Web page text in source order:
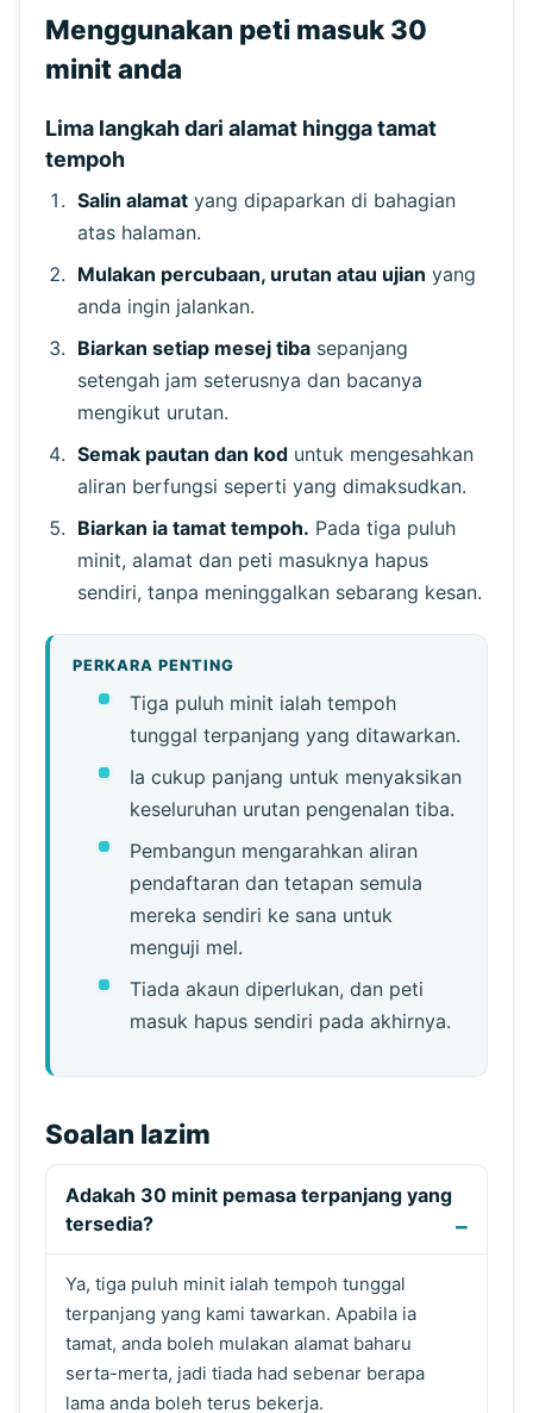
Menggunakan peti masuk 30
minit anda
Lima langkah dari alamat hingga tamat
tempoh
Salin alamatyang dipaparkan di bahagian
atas halaman.
Mulakan percubaan, urutan atau ujian yang
anda ingin jalankan.
Biarkan setiap mesej tibasepanjang
setengah jam seterusnya dan bacanya
mengikut urutan.
Semak pautan dan koduntuk mengesahkan
aliran berfungsi seperti yang dimaksudkan.
Biarkan ia tamat tempoh. Pada tiga puluh
minit, alamat dan peti masuknya hapus
sendiri, tanpa meninggalkan sebarang kesan.
PERKARA PENTING
Tiga puluh minit ialah tempoh
tunggal terpanjang yang ditawarkan.
Ia cukup panjang untuk menyaksikan
keseluruhan urutan pengenalan tiba.
Pembangun mengarahkan aliran
pendaftaran dan tetapan semula
mereka sendiri ke sana untuk
menguji mel.
Tiada akaun diperlukan, dan peti
masuk hapus sendiri pada akhirnya.
Soalan lazim
Adakah 30 minit pemasa terpanjang yang
tersedia?
Ya, tiga puluh minit ialah tempoh tunggal
terpanjang yang kami tawarkan. Apabila ia
tamat, anda boleh mulakan alamat baharu
serta-merta, jadi tiada had sebenar berapa
lama anda boleh terus bekerja.